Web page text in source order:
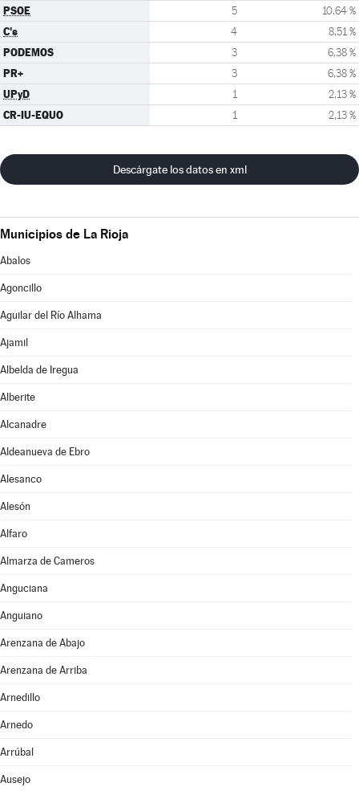
PSOE 5 10,64 %
C's 4 8,51 %
PODEMOS 3 6,38 %
PR+ 3 6,38 %
UPyD 1 2,13 %
CR-IU-EQUO 1 2,13 %
Descárgate los datos en xml
Municipios de La Rioja
Abalos
Agoncillo
Aguilar del Río Alhama
Ajamil
Albelda de Iregua
Alberite
Alcanadre
Aldeanueva de Ebro
Alesanco
Alesón
Alfaro
Almarza de Cameros
Anguciana
Anguiano
Arenzana de Abajo
Arenzana de Arriba
Arnedillo
Arnedo
Arrúbal
Ausejo